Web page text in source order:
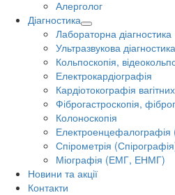
Алерголог
Діагностика
Лабораторна діагностика
Ультразвукова діагностика
Кольпоскопія,
Електрокардіографія
Кардіотокографія вагітних
Фіброгастроскопія,
Колоноскопія
Електроенцефалографія
Спірометрія
Міографія (ЕМГ, ЕНМГ)
Новини та акції
Контакти